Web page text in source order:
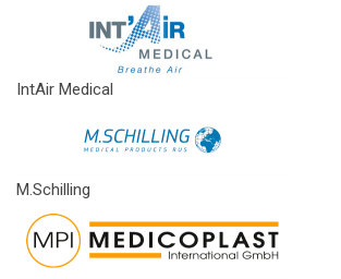
IntAir Medical
M.Schilling